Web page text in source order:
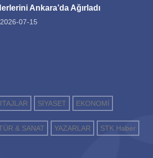
Ankara’da Ağırladı
2026-07-15
SİYASET EKONOMİ
& SANAT YAZARLAR STK Haber